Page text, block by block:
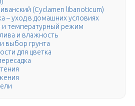
(Cyclamen libanoticum)
– уход в домашних условиях
температурный режим
и влажность
выбор грунта
для цветка